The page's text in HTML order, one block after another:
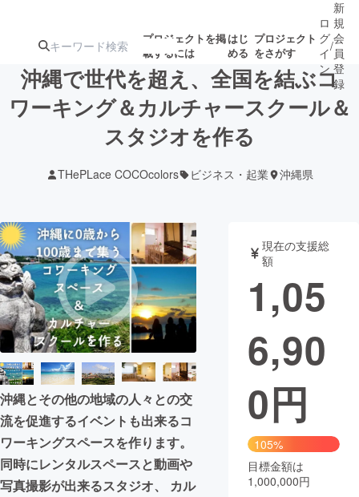
プロジェクトを掲
載するには
はじ
める
プロジェクト
をさがす
注目のリ 注目の新着プロ募集終了が近いプ
ロジェクト
テクノロジー・ガジェット
映像・映画 書籍・雑誌
ビジネス・起業 チャレンジ
まちづくり・地域活性化
CAMPFIRE for Social Good
CAMPFIRE Creation
CAMPFIREふるさと納税machi-ya コミュニティ
ロ
グ
イ
ン
/
新
規
会
員
登
録
沖縄で世代を超え、全国を結ぶコ
ワーキング＆カルチャースクール＆
スタジオを作る
THePLace COCOcolors ビジネス・起業 沖縄県
沖縄とその他の地域の人々との交
流を促進するイベントも出来るコ
ワーキングスペースを作ります。
同時にレンタルスペースと動画や
写真撮影が出来るスタジオ、 カル
現在の支援総
額
1,05
6,90
0円
105%
目標金額は
1,000,000円